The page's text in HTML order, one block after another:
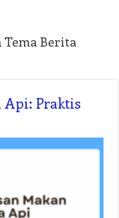
Berita
Api: Praktis